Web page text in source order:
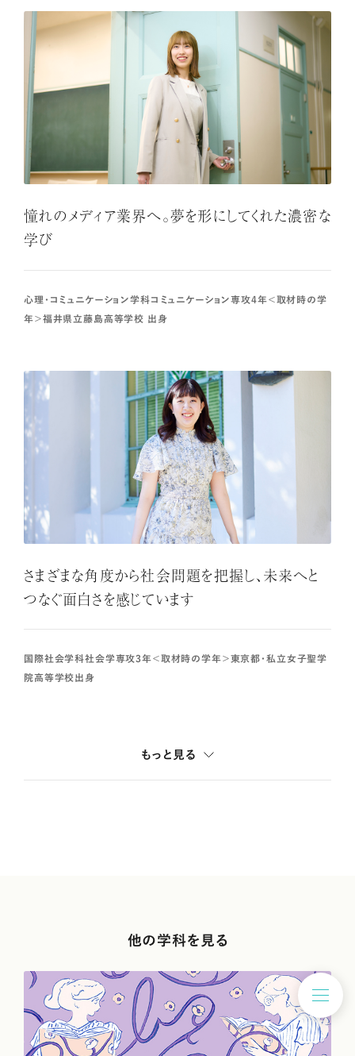
憧れのメディア業界へ。夢を形にしてくれた濃密な
学び
心理・コミュニケーション学科コミュニケーション専攻4年＜取材時の学
年＞福井県立藤島高等学校 出身
さまざまな角度から社会問題を把握し、未来へと
つなぐ面白さを感じています
国際社会学科社会学専攻3年＜取材時の学年＞東京都・私立女子聖学
院高等学校出身
人生の在り方は唯一無二。幅広い視野で社会と
国際社会学科社会学専攻3年＜取材時の学年＞石川県・私立北陸学院
高等学校 出身
もっと見る
他の学科を見る